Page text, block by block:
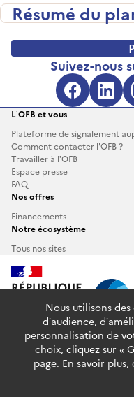
Résumé du
Suivez-nous
L’OFB et vous
Plateforme de signalement
Comment contacter l'OFB ?
Travailler à l’OFB
Espace presse
FAQ
Nos offres
Financements
Notre écosystème
Tous nos sites
info.gouv.fr
Nous utilisons
d’audience,
personnalisation de
choix, cliquez sur «
page. En savoir